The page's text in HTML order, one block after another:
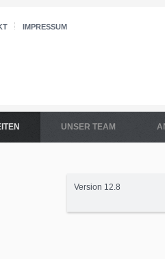
IMPRESSUM
UNSER TEAM
Version 12.8